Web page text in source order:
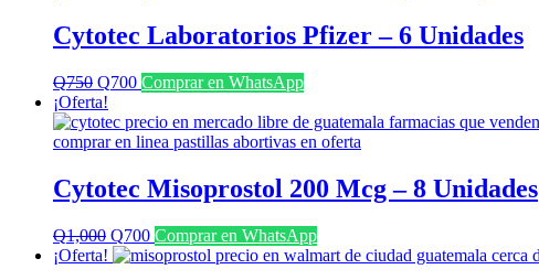
era:
Q1,150.
es:
Q800.
Cytotec Laboratorios Pfizer – 6 Unidades
Q750 El
precio
original
era:
Q700El
actual
es:
Comprar en WhatsApp
¡Oferta!
Cytotec Misoprostol 200 Mcg – 8 Unidades
Q1,000 El
precio
Q700El
precio
Comprar en WhatsApp
¡Oferta!